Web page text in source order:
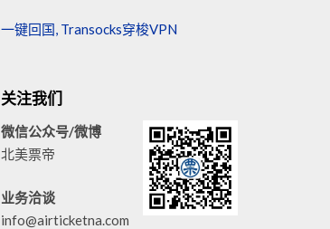
一键回国, Transocks穿梭VPN
关注我们
微信公众号/微博
北美票帝
业务洽谈
info@airticketna.com